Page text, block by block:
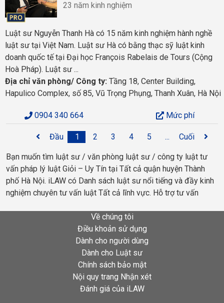
23 năm kinh nghiệm
Luật sư Nguyễn Thanh Hà có 15 năm kinh nghiệm hành nghề
luật sư tại Việt Nam. Luật sư Hà có bằng thạc sỹ luật kinh
doanh quốc tế tại Đại học François Rabelais de Tours (Cộng
Hoà Pháp). Luật sư ...
Địa chỉ văn phòng/ Công ty: Tầng 18, Center Building,
Hapulico Complex, số 85, Vũ Trọng Phụng, Thanh Xuân, Hà Nội
0904 340 664 Mức phí
Đầu 1 2 3 4 5 ... Cuối
Bạn muốn tìm luật sư / văn phòng luật sư / công ty luật tư
vấn pháp lý luật Giỏi – Uy Tín tại Tất cả quận huyện Thành
phố Hà Nội. iLAW có Danh sách luật sư nổi tiếng và đầy kinh
nghiệm chuyên tư vấn luật Tất cả lĩnh vực. Hỗ trợ tư vấn
Về chúng tôi
Điều khoản sử dụng
Dành cho người dùng
Dành cho Luật sư
Chính sách bảo mật
Nội quy trang Nhận xét
Đánh giá của iLAW